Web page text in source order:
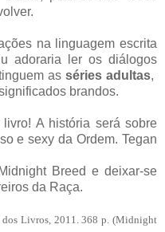
na linguagem escrita
adoraria ler os diálogos
as séries adultas,
brandos.
A história será sobre
e sexy da Ordem. Tegan
Breed e deixar-se
da Raça.
dos Livros, 2011. 368p. (Midnight